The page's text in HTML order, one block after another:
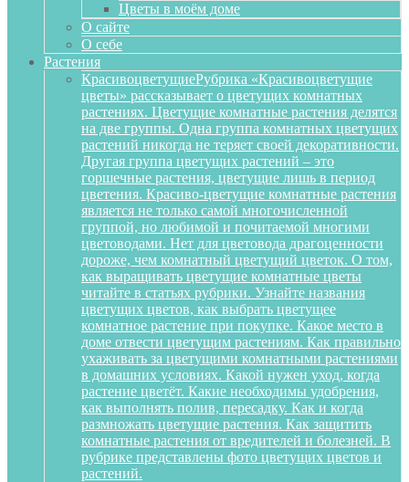
Цветы в моём доме
О сайте
О себе
Растения
КрасивоцветущиеРубрика «Красивоцветущие
цветы» рассказывает о цветущих комнатных
растениях. Цветущие комнатные растения делятся
на две группы. Одна группа комнатных цветущих
растений никогда не теряет своей декоративности.
Другая группа цветущих растений – это
горшечные растения, цветущие лишь в период
цветения. Красиво-цветущие комнатные растения
является не только самой многочисленной
группой, но любимой и почитаемой многими
цветоводами. Нет для цветовода драгоценности
дороже, чем комнатный цветущий цветок. О том,
как выращивать цветущие комнатные цветы
читайте в статьях рубрики. Узнайте названия
цветущих цветов, как выбрать цветущее
комнатное растение при покупке. Какое место в
доме отвести цветущим растениям. Как правильно
ухаживать за цветущими комнатными растениями
в домашних условиях. Какой нужен уход, когда
растение цветёт. Какие необходимы удобрения,
как выполнять полив, пересадку. Как и когда
размножать цветущие растения. Как защитить
комнатные растения от вредителей и болезней. В
рубрике представлены фото цветущих цветов и
растений.